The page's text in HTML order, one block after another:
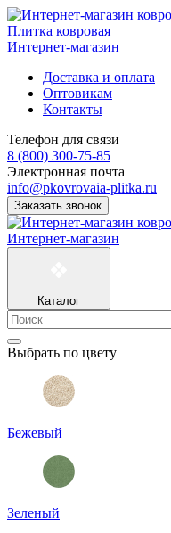
Плитка ковровая
Интернет-магазин
Доставка и оплата
Оптовикам
Контакты
Телефон для связи
8 (800) 300-75-85
Электронная почта
info@pkovrovaia-plitka.ru
Заказать звонок
Интернет-магазин
Каталог
Выбрать по цвету
Бежевый
Зеленый